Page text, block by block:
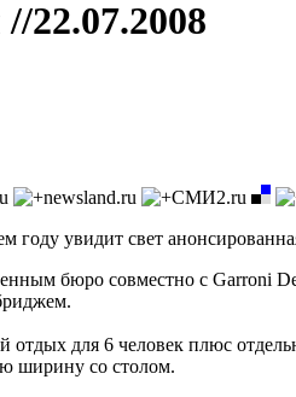
//22.07.2008
увидит свет
бюро совместно с Garroni
для 6 человек плюс
ширину со столом.